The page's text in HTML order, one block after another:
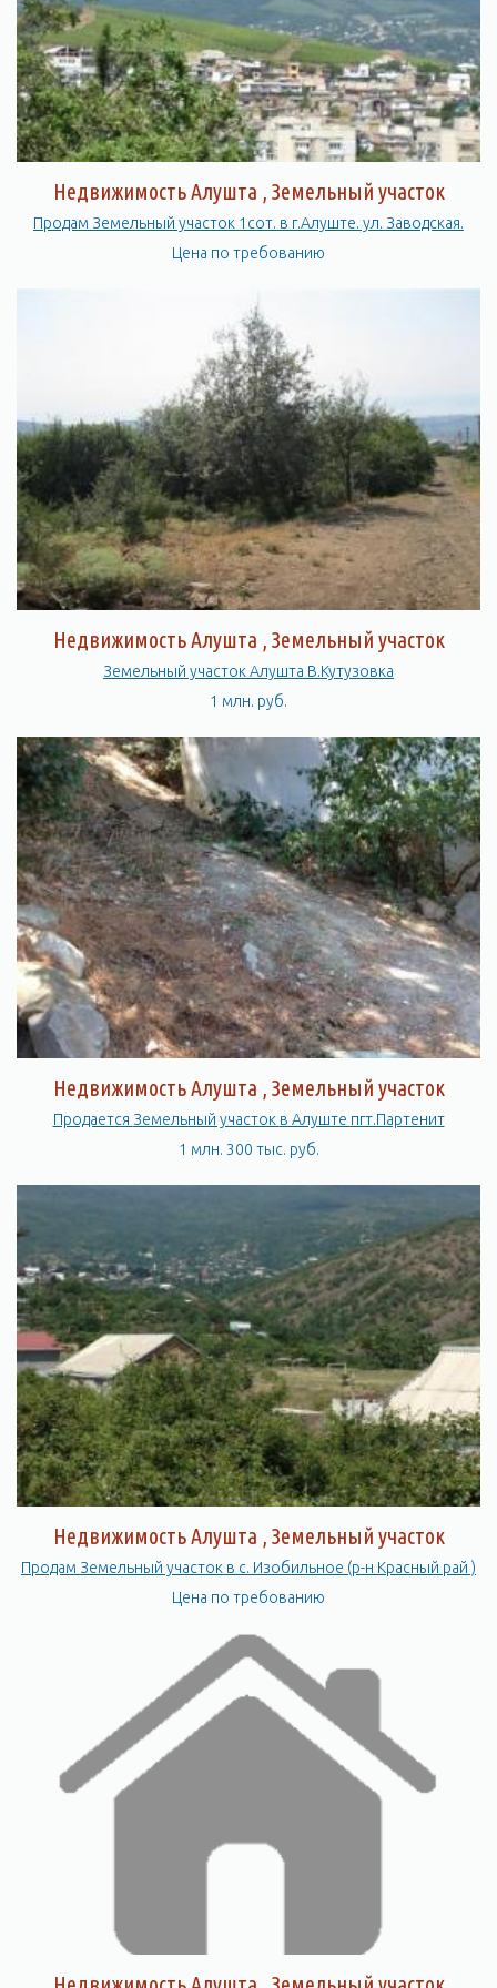
Здесь есть все необходимое для того, чтобы провести время
с удовольствием и насладиться красотами Крыма.
Недвижимость Алушта , Земельный участок
Продам Земельный участок 1сот. в г.Алуште. ул. Заводская.
Цена по требованию
Недвижимость Алушта , Земельный участок
Земельный участок Алушта В.Кутузовка
1 млн. руб.
Недвижимость Алушта , Земельный участок
Продается Земельный участок в Алуште пгт.Партенит
1 млн. 300 тыс. руб.
Недвижимость Алушта , Земельный участок
Продам Земельный участок в с. Изобильное (р-н Красный рай )
Цена по требованию